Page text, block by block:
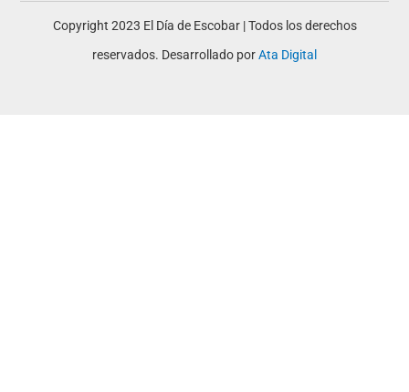
Copyright 2023 El Día de Escobar | Todos los derechos
reservados. Desarrollado porAta Digital